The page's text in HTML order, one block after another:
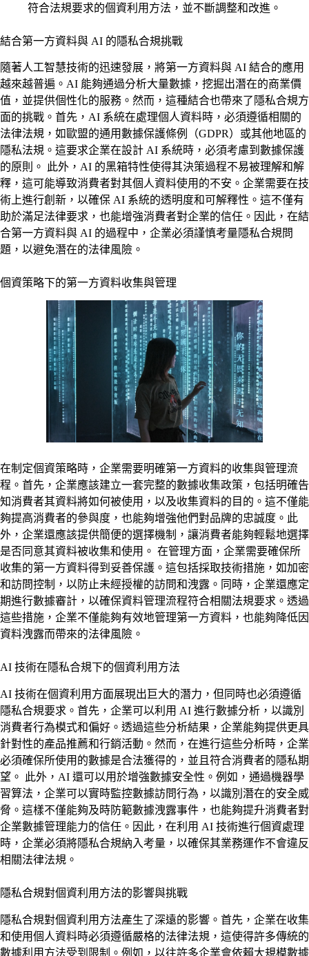
符合法規要求的個資利用方法，並不斷調整和改進。
結合第一方資料與 AI 的隱私合規挑戰
隨著人工智慧技術的迅速發展，將第一方資料與 AI 結合的應用
越來越普遍。AI 能夠通過分析大量數據，挖掘出潛在的商業價
值，並提供個性化的服務。然而，這種結合也帶來了隱私合規方
面的挑戰。首先，AI 系統在處理個人資料時，必須遵循相關的
法律法規，如歐盟的通用數據保護條例（GDPR）或其他地區的
隱私法規。這要求企業在設計 AI 系統時，必須考慮到數據保護
的原則。 此外，AI 的黑箱特性使得其決策過程不易被理解和解
釋，這可能導致消費者對其個人資料使用的不安。企業需要在技
術上進行創新，以確保 AI 系統的透明度和可解釋性。這不僅有
助於滿足法律要求，也能增強消費者對企業的信任。因此，在結
合第一方資料與 AI 的過程中，企業必須謹慎考量隱私合規問
題，以避免潛在的法律風險。
個資策略下的第一方資料收集與管理
在制定個資策略時，企業需要明確第一方資料的收集與管理流
程。首先，企業應該建立一套完整的數據收集政策，包括明確告
知消費者其資料將如何被使用，以及收集資料的目的。這不僅能
夠提高消費者的參與度，也能夠增強他們對品牌的忠誠度。此
外，企業還應該提供簡便的選擇機制，讓消費者能夠輕鬆地選擇
是否同意其資料被收集和使用。 在管理方面，企業需要確保所
收集的第一方資料得到妥善保護。這包括採取技術措施，如加密
和訪問控制，以防止未經授權的訪問和洩露。同時，企業還應定
期進行數據審計，以確保資料管理流程符合相關法規要求。透過
這些措施，企業不僅能夠有效地管理第一方資料，也能夠降低因
資料洩露而帶來的法律風險。
AI 技術在隱私合規下的個資利用方法
AI 技術在個資利用方面展現出巨大的潛力，但同時也必須遵循
隱私合規要求。首先，企業可以利用 AI 進行數據分析，以識別
消費者行為模式和偏好。透過這些分析結果，企業能夠提供更具
針對性的產品推薦和行銷活動。然而，在進行這些分析時，企業
必須確保所使用的數據是合法獲得的，並且符合消費者的隱私期
望。 此外，AI 還可以用於增強數據安全性。例如，通過機器學
習算法，企業可以實時監控數據訪問行為，以識別潛在的安全威
脅。這樣不僅能夠及時防範數據洩露事件，也能夠提升消費者對
企業數據管理能力的信任。因此，在利用 AI 技術進行個資處理
時，企業必須將隱私合規納入考量，以確保其業務運作不會違反
相關法律法規。
隱私合規對個資利用方法的影響與挑戰
隱私合規對個資利用方法產生了深遠的影響。首先，企業在收集
和使用個人資料時必須遵循嚴格的法律法規，這使得許多傳統的
數據利用方法受到限制。例如，以往許多企業會依賴大規模數據